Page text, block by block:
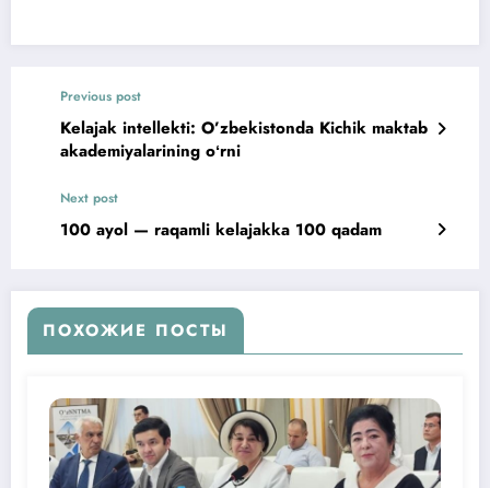
Previous post
Kelajak intellekti: O’zbekistonda Kichik maktab
akademiyalarining oʻrni
Next post
100 ayol — raqamli kelajakka 100 qadam
ПОХОЖИЕ ПОСТЫ